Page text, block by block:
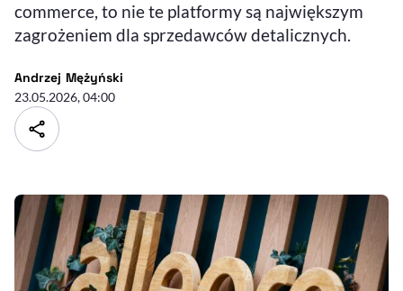
Deklaracja dostępności, otwiera się w nowym oknie
Zgłoś problem
, otwiera się w
commerce, to nie te platformy są największym
zagrożeniem dla sprzedawców detalicznych.
Andrzej Mężyński
23.05.2026, 04:00